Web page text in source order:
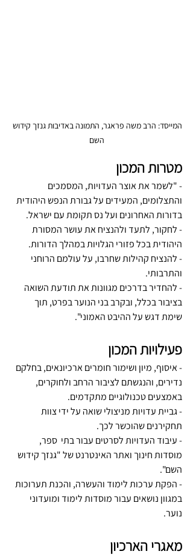
המייסד: הרב משה פראגר, התמונה באדיבות גנזך קידוש
השם
מטרות המכון
- "לשמר את אוצר העדויות, המסמכים
והתצלומים, המעידים על גבורת הנפש היהודית
בדורות האחרונים ועל נס תקומת עם ישראל.
- לחקור, לתעד ולהנציח את עושר המסורת
היהודית בכל פזורי הגלויות במהלך הדורות.
- להנציח קהילות שחרבו, על עולמם הרוחני
והתרבותי.
- להחדיר בדרכים מגוונות את תודעת השואה
בציבור בכלל, ובקרב בני הנוער בפרט, תוך
שימת דגש על ההיבט האמוני".
פעילויות המכון
- איסוף, מיון ושימור חומרים ארכיונאים, בחלקם
נדירים, והנגשתם לציבור הרחב ולחוקרים,
באמצעים טכנולוגיים מתקדמים.
- גביית עדויות מניצולי שואה על ידי צוות
תחקירנים שהוכשר לכך.
- עיבוד העדויות לסרטים עבור בתי  ספר,
מוסדות חינוך ואתר האינטרנט של "גנזך קידוש
השם".
- הפקת ערכות לימוד והעשרה, והכנת תערוכות
במגוון נושאים עבור מוסדות לימוד ומועדוני
נוער.
מאגרי הארכיון